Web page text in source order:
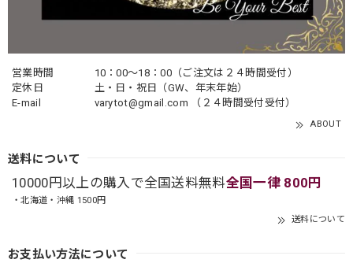
営業時間
10：00〜18：00（ご注文は２４時間受付）
定休日
土・日・祝日（GW、年末年始）
E-mail
varytot@gmail.com （２４時間受付受付）
ABOUT
送料について
10000円以上の購入で全国送料無料全国一律 800円
・北海道・沖縄 1500円
送料について
お支払い方法について